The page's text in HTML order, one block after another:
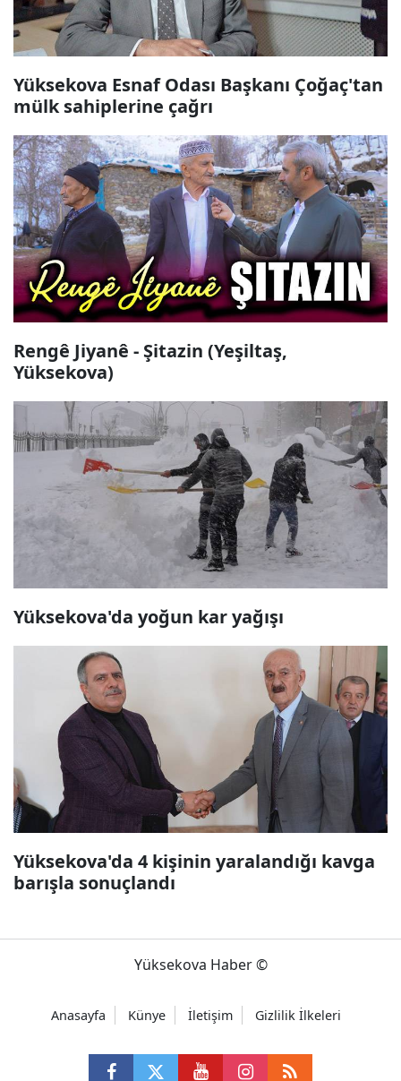
Yüksekova Esnaf Odası Başkanı Çoğaç'tan
mülk sahiplerine çağrı
Rengê Jiyanê - Şitazin (Yeşiltaş,
Yüksekova)
Yüksekova'da yoğun kar yağışı
Yüksekova'da 4 kişinin yaralandığı kavga
barışla sonuçlandı
Yüksekova Haber ©
Anasayfa Künye İletişim Gizlilik İlkeleri